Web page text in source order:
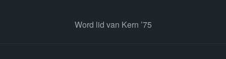
Word lid van Kern ’75